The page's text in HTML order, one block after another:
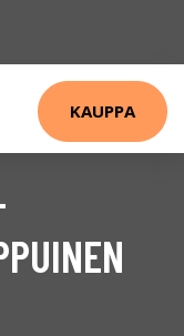
KAUPPA